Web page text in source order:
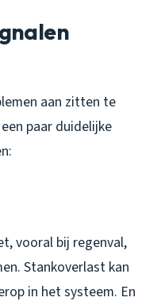
aan zitten te
paar duidelijke
vooral bij regenval,
Stankoverlast kan
in het systeem. En